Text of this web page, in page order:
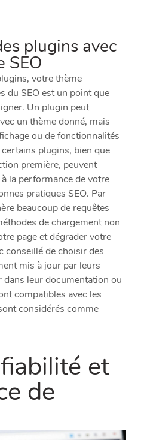
plugins avec
SEO
votre thème
du SEO est un point que
Un plugin peut
un thème donné, mais
ou de fonctionnalités
plugins, bien que
première, peuvent
la performance de votre
pratiques SEO. Par
beaucoup de requêtes
de chargement non
page et dégrader votre
conseillé de choisir des
mis à jour par leurs
leur documentation ou
compatibles avec les
considérés comme
et
de